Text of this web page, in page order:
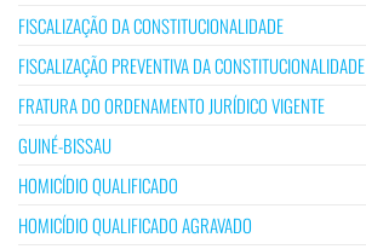
FISCALIZAÇÃO DA CONSTITUCIONALIDADE
FISCALIZAÇÃO PREVENTIVA DA CONSTITUCIONALIDADE
FRATURA DO ORDENAMENTO JURÍDICO VIGENTE
GUINÉ-BISSAU
HOMICÍDIO QUALIFICADO
HOMICÍDIO QUALIFICADO AGRAVADO